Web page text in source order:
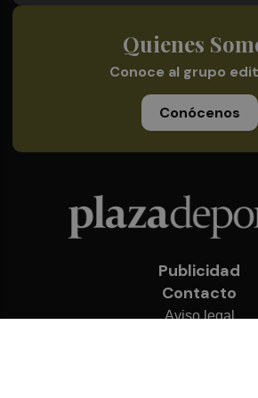
Quienes
Conoce al grupo
Conócenos
Publicidad
Contacto
Aviso legal